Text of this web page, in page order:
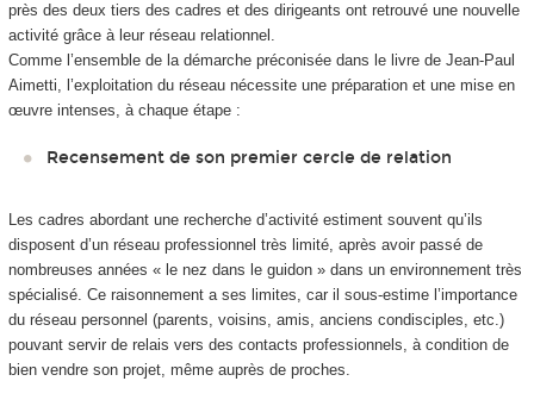
près des deux tiers des cadres et des dirigeants ont retrouvé une nouvelle
activité grâce à leur réseau relationnel.
Comme l’ensemble de la démarche préconisée dans le livre de Jean-Paul
Aimetti, l’exploitation du réseau nécessite une préparation et une mise en
œuvre intenses, à chaque étape :
Recensement de son premier cercle de relation
Les cadres abordant une recherche d’activité estiment souvent qu’ils
disposent d’un réseau professionnel très limité, après avoir passé de
nombreuses années « le nez dans le guidon » dans un environnement très
spécialisé. Ce raisonnement a ses limites, car il sous-estime l’importance
du réseau personnel (parents, voisins, amis, anciens condisciples, etc.)
pouvant servir de relais vers des contacts professionnels, à condition de
bien vendre son projet, même auprès de proches.